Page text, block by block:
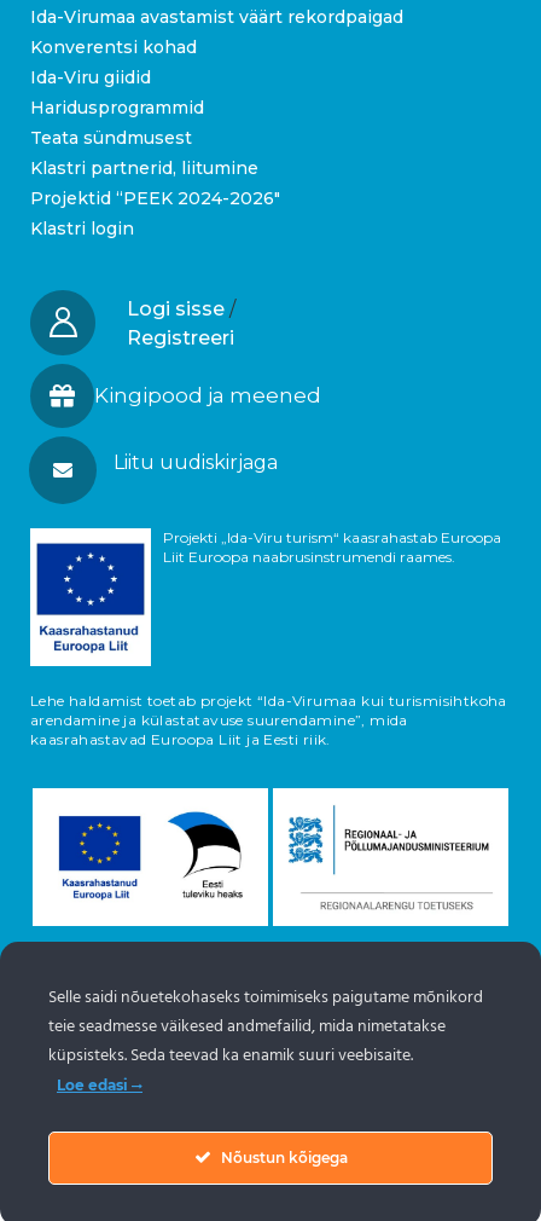
Ida-Virumaa avastamist väärt rekordpaigad
Konverentsi kohad
Ida-Viru giidid
Haridusprogrammid
Teata sündmusest
Klastri partnerid, liitumine
Projektid “PEEK 2024-2026″
Klastri login
Logi sisse /
Registreeri
Kingipood ja meened
Liitu uudiskirjaga
Projekti „Ida-Viru turism“ kaasrahastab Euroopa
Liit Euroopa naabrusinstrumendi raames.
Lehe haldamist toetab projekt “Ida-Virumaa kui turismisihtkoha
arendamine ja külastatavuse suurendamine”, mida
kaasrahastavad Euroopa Liit ja Eesti riik.
Objektide info pärineb Eesti turismiportaalist
www.puhkaeestis.ee
Selle saidi nõuetekohaseks toimimiseks paigutame mõnikord
teie seadmesse väikesed andmefailid, mida nimetatakse
küpsisteks. Seda teevad ka enamik suuri veebisaite.
Loe edasi
Nõustun kõigega